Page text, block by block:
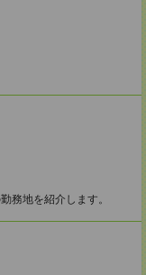
務地を紹介します。